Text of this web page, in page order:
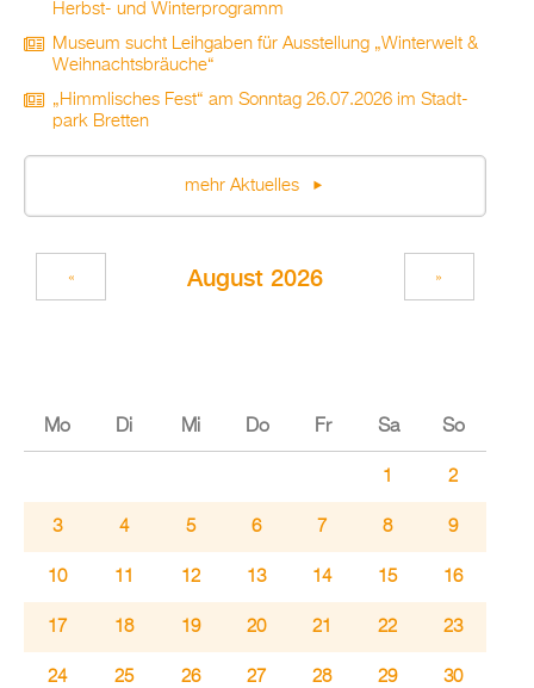
Herbst- und Win­ter­pro­gramm
Mu­se­um sucht Leih­ga­ben für Aus­stel­lung „Win­ter­welt &
Weih­nachts­bräu­che“
„Himm­li­sches Fest“ am Sonn­tag 26.07.2026 im Stadt­
park Brett­en
mehr Ak­tu­el­les
Au­gust 2026
« »
Mo Di Mi Do Fr Sa So
1 2
3 4 5 6 7 8 9
10 11 12 13 14 15 16
17 18 19 20 21 22 23
24 25 26 27 28 29 30